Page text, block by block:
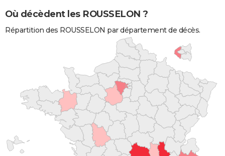
Où décèdent les ROUSSELON ?
Répartition des ROUSSELON par département de décès.